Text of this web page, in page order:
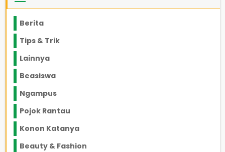
Berita
Tips & Trik
Lainnya
Beasiswa
Ngampus
Pojok Rantau
Konon Katanya
Beauty & Fashion